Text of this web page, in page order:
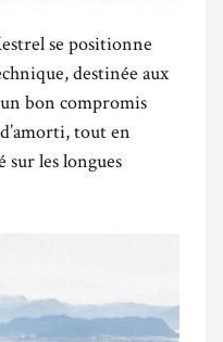
se positionne
destinée aux
bon compromis
tout en
les longues